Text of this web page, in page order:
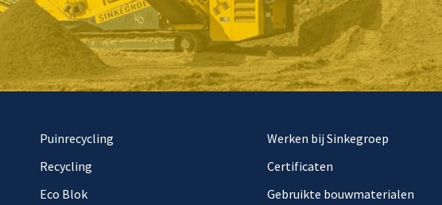
Puinrecycling
Recycling
Eco Blok
Werken bij Sinkegroep
Certificaten
Gebruikte bouwmaterialen